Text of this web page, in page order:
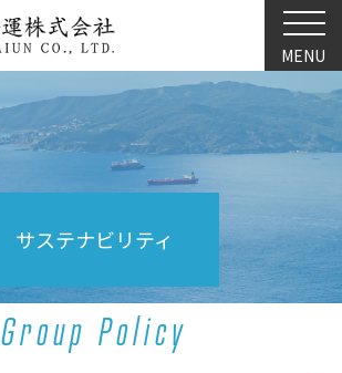
MENU
サステナビリティ
Group Policy